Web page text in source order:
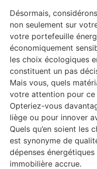
Désormais,
non seulement sur
votre portefeuille
économiquement
les choix écologiques
constituent un pas
Mais vous, quels
votre attention pour ce
Opteriez-vous
liège ou pour innover
Quels qu’en soient les
est synonyme de
dépenses
immobilière accrue.